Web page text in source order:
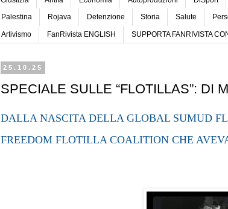
Palestina Rojava Detenzione Storia Salute
Artivismo FanRivista ENGLISH SUPPORTA FANRIVISTA
25.10.25
SPECIALE SULLE “FLOTILLAS”: DI
DALLA NASCITA DELLA GLOBAL SUMUD
FREEDOM FLOTILLA COALITION CHE